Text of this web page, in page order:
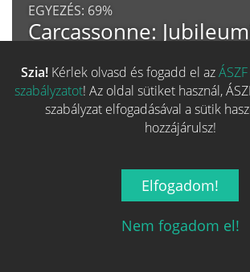
EGYEZÉS: 69%
Carcassonne:
SZÉRIA TERVEZŐ
Fő kategória egyezés
Szia! Kérlek olvasd és fogadd el az
szabályzatot! Az oldal sütiket használ,
szabályzat elfogadásával a sütik
hozzájárulsz!
Elfogadom!
Nem fogadom el!